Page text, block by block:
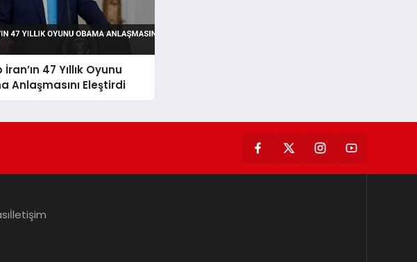
47 Yıllık Oyunu
Anlaşmasını Eleştirdi
İletişim